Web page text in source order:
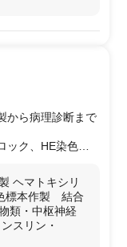
から病理診断まで
ック、HE染色、
ヘマトキシリ
標本作製 結合
類・中枢神経
スリン・